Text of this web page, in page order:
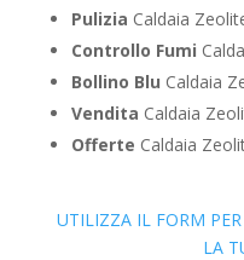
Pulizia Caldaia
Controllo Fumi
Bollino Blu Caldaia
Vendita Caldaia
Offerte Caldaia
UTILIZZA IL FORM PER
LA